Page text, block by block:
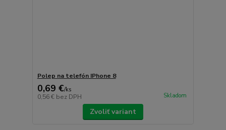
Polep na telefón IPhone 8
0,69 €/ks
0,56 € bez DPH Skladom
Zvoliť variant